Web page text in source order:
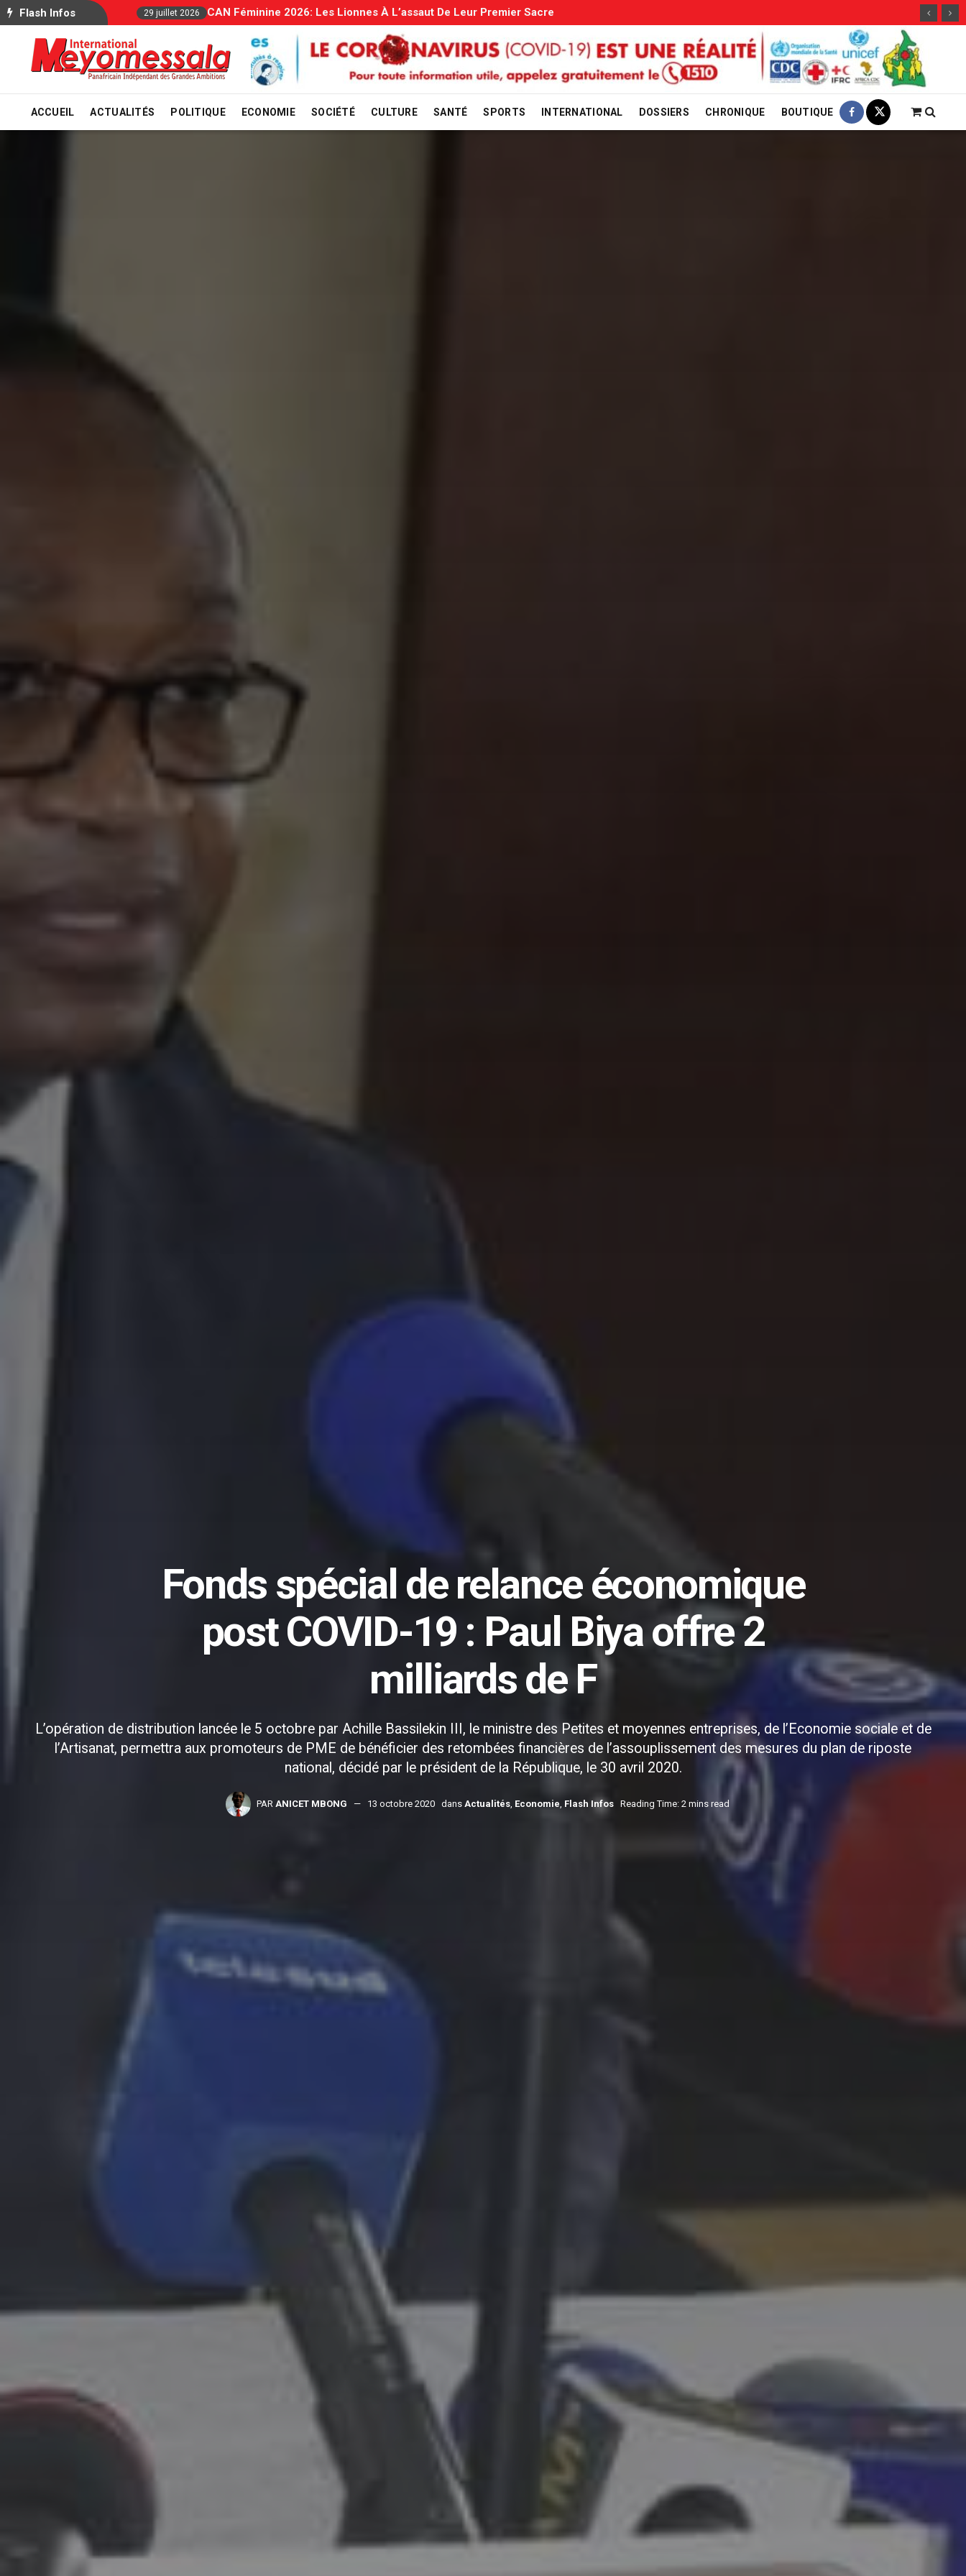
ACCUEIL ACTUALITÉS POLITIQUE ECONOMIE SOCIÉTÉ CULTURE SANTÉ SPORTS INTERNATIONAL DOSSIERS CHRONIQUE BOUTIQUE
Fonds spécial de relance économique
post COVID-19 : Paul Biya offre 2
milliards de F
L’opération de distribution lancée le 5 octobre par Achille Bassilekin III, le ministre des Petites et moyennes entreprises, de l’Economie sociale et de
l’Artisanat, permettra aux promoteurs de PME de bénéficier des retombées financières de l’assouplissement des mesures du plan de riposte
national, décidé par le président de la République, le 30 avril 2020.
PAR ANICET MBONG 13 octobre 2020 dans Actualités, Economie Flash Infos Reading Time: 2 mins read
Flash Infos 29 juillet 2026 Allocations Familiales: Le Gouvernement Entame La Vérification